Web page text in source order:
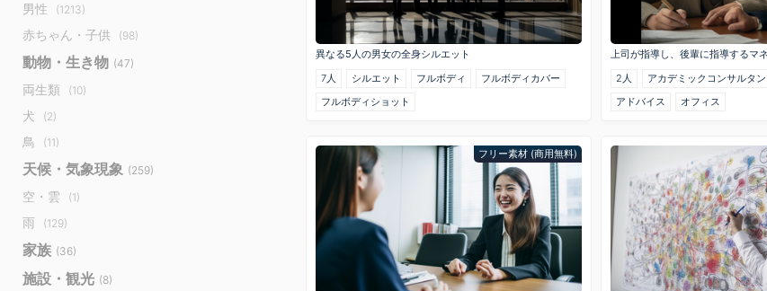
男性 (1213)
赤ちゃん・子供 (98)
動物・生き物 (47)
両生類 (10)
犬 (2)
鳥 (11)
天候・気象現象 (259)
空・雲 (1)
雨 (129)
家族 (36)
施設・観光 (8)
異なる5人の男女の全身シルエット
7人
シルエット フルボディ
フルボディカバー
フルボディショット
上司が指導し、後輩に指導するマ
2人
アカデミックコンサルタン
アドバイス
オフィス
フリー素材 (商用無料)